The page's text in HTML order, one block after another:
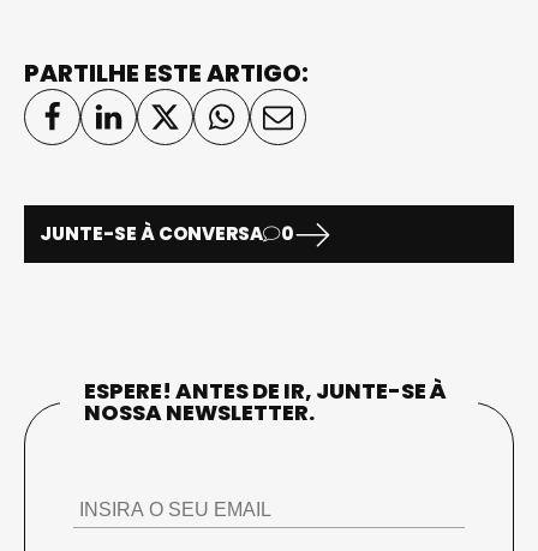
PARTILHE ESTE ARTIGO:
JUNTE-SE À CONVERSA 0
ESPERE! ANTES DE IR, JUNTE-SE À
NOSSA NEWSLETTER.